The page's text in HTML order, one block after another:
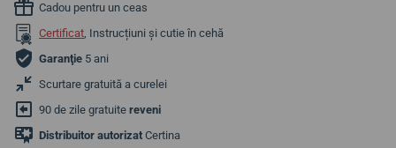
Cadou pentru un ceas
Certificat, Instrucțiuni și cutie în cehă
Garanţie 5 ani
Scurtare gratuită a curelei
90 de zile gratuite reveni
Distribuitor autorizat Certina